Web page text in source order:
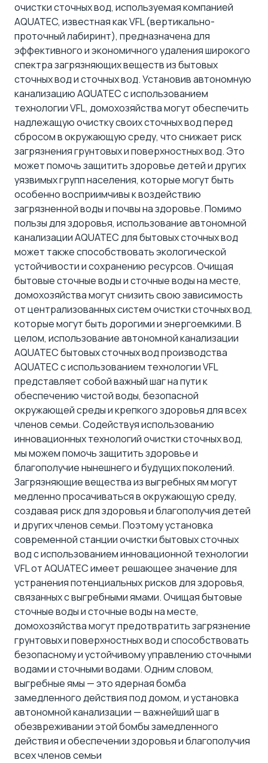
очистки сточных вод, используемая компанией
AQUATEC, известная как VFL (вертикально-
проточный лабиринт), предназначена для
эффективного и экономичного удаления широкого
спектра загрязняющих веществ из бытовых
сточных вод и сточных вод. Установив автономную
канализацию AQUATEC с использованием
технологии VFL, домохозяйства могут обеспечить
надлежащую очистку своих сточных вод перед
сбросом в окружающую среду, что снижает риск
загрязнения грунтовых и поверхностных вод. Это
может помочь защитить здоровье детей и других
уязвимых групп населения, которые могут быть
особенно восприимчивы к воздействию
загрязненной воды и почвы на здоровье. Помимо
пользы для здоровья, использование автономной
канализации AQUATEC для бытовых сточных вод
может также способствовать экологической
устойчивости и сохранению ресурсов. Очищая
бытовые сточные воды и сточные воды на месте,
домохозяйства могут снизить свою зависимость
от централизованных систем очистки сточных вод,
которые могут быть дорогими и энергоемкими. В
целом, использование автономной канализации
AQUATEC бытовых сточных вод производства
AQUATEC с использованием технологии VFL
представляет собой важный шаг на пути к
обеспечению чистой воды, безопасной
окружающей среды и крепкого здоровья для всех
членов семьи. Содействуя использованию
инновационных технологий очистки сточных вод,
мы можем помочь защитить здоровье и
благополучие нынешнего и будущих поколений.
Загрязняющие вещества из выгребных ям могут
медленно просачиваться в окружающую среду,
создавая риск для здоровья и благополучия детей
и других членов семьи. Поэтому установка
современной станции очистки бытовых сточных
вод с использованием инновационной технологии
VFL от AQUATEC имеет решающее значение для
устранения потенциальных рисков для здоровья,
связанных с выгребными ямами. Очищая бытовые
сточные воды и сточные воды на месте,
домохозяйства могут предотвратить загрязнение
грунтовых и поверхностных вод и способствовать
безопасному и устойчивому управлению сточными
водами и сточными водами. Одним словом,
выгребные ямы — это ядерная бомба
замедленного действия под домом, и установка
автономной канализации — важнейший шаг в
обезвреживании этой бомбы замедленного
действия и обеспечении здоровья и благополучия
всех членов семьи